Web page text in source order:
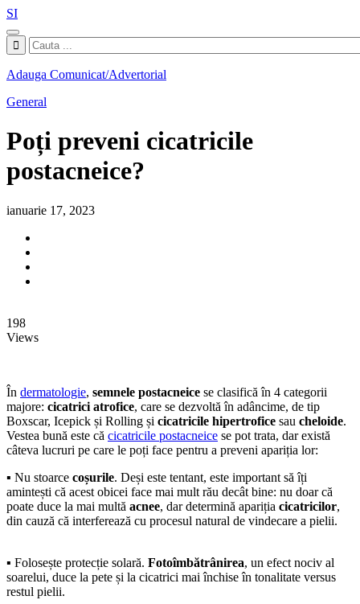
SI
Adauga Comunicat/Advertorial
General
Poți preveni cicatricile
postacneice?
ianuarie 17, 2023
198
Views
În dermatologie, semnele postacneice se clasifică în 4 categorii
majore: cicatrici atrofice, care se dezvoltă în adâncime, de tip
Boxscar, Icepick și Rolling și cicatricile hipertrofice sau cheloide.
Vestea bună este că cicatricile postacneice se pot trata, dar există
câteva lucruri pe care le poți face pentru a preveni apariția lor:
▪ Nu stoarce coșurile. Deși este tentant, este important să îți
amintești că acest obicei face mai mult rău decât bine: nu doar că
poate duce la mai multă acnee, dar determină apariția cicatricilor,
din cauză că interferează cu procesul natural de vindecare a pielii.
▪ Folosește protecție solară. Fotoîmbătrânirea, un efect nociv al
soarelui, duce la pete și la cicatrici mai închise în tonalitate versus
restul pielii.